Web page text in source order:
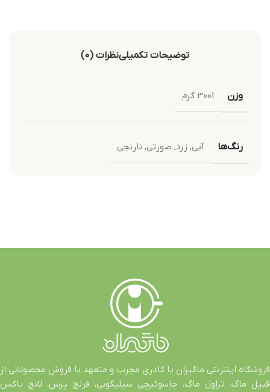
توضیحات تکمیلینظرات (0)
وزن 3001 گرم
رنگ‌ها آبی, زرد, صورتی, نارنجی
فروشگاه اینترنتی ماگیران با کادری مجرب و متعهد با فروش محصولاتی از
قبیل ماگ، تراول ماگ، جاسوئیچی سیلیکونی، فرنچ پرس، لانچ باکس